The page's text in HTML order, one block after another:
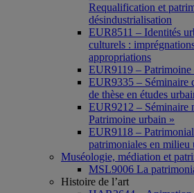
Requalification et
désindustrialisation
EUR8511 – Identités
culturels :
appropriations
EUR9119 – Patrimoine
EUR9335 – Séminaire
de thèse en études
EUR9212 – Séminaire
Patrimoine urbain »
EUR9118 –
patrimoniales en milieu
Muséologie, médiation et
MSL9006 La
Histoire de l’art